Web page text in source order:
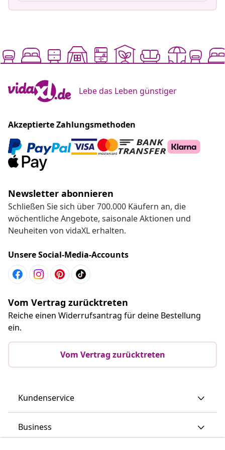
Lebe das Leben günstiger
Akzeptierte Zahlungsmethoden
Newsletter abonnieren
Schließen Sie sich über 700.000 Käufern an, die
wöchentliche Angebote, saisonale Aktionen und
Neuheiten von vidaXL erhalten.
Unsere Social-Media-Accounts
Vom Vertrag zurücktreten
Reiche einen Widerrufsantrag für deine Bestellung
ein.
Vom Vertrag zurücktreten
Kundenservice
Business